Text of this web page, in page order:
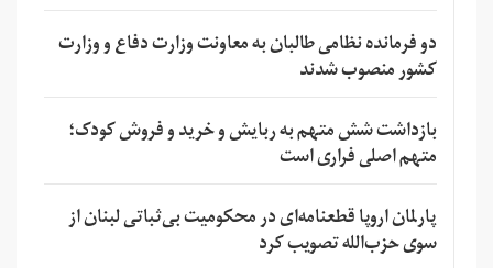
دو فرمانده نظامی طالبان به معاونت وزارت دفاع و وزارت
کشور منصوب شدند
بازداشت شش متهم به ربایش و خرید و فروش کودک؛
متهم اصلی فراری است
پارلمان اروپا قطعنامه‌ای در محکومیت بی‌ثباتی لبنان از
سوی حزب‌الله تصویب کرد